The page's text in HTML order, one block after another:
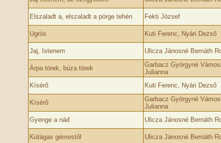
Elszaladt a, elszaladt a pörge tehén Fekti József
Ugrós Kuti Ferenc, Nyári Dezső
Jaj, Istenem Ulicza Jánosné Bernáth
Árpa törek, búza törek
Garbacz Györgyné
Julianna
Kísérő
Kuti Ferenc, Nyári Dezső
Kísérő
Garbacz Györgyné
Julianna
Gyenge a nád
Ulicza Jánosné Bernáth
Kútágas gémestől Ulicza Jánosné Bernáth